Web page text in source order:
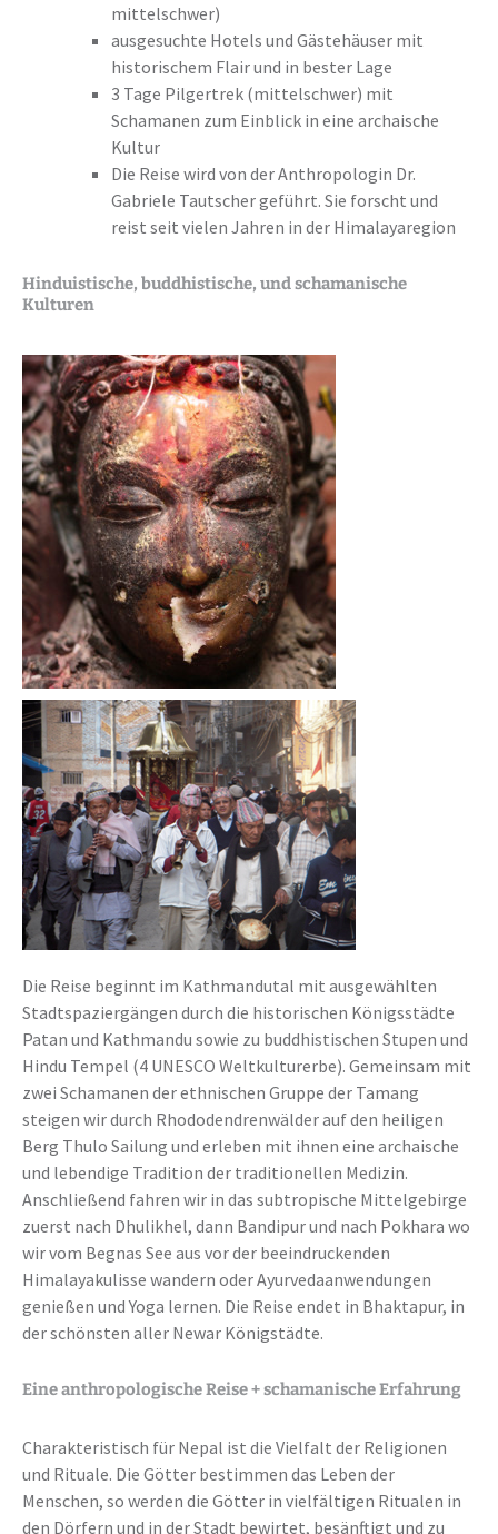
mittelschwer)
ausgesuchte Hotels und Gästehäuser mit
historischem Flair und in bester Lage
3 Tage Pilgertrek (mittelschwer) mit
Schamanen zum Einblick in eine archaische
Kultur
Die Reise wird von der Anthropologin Dr.
Gabriele Tautscher geführt. Sie forscht und
reist seit vielen Jahren in der Himalayaregion
Hinduistische, buddhistische, und schamanische
Kulturen
Die Reise beginnt im Kathmandutal mit ausgewählten
Stadtspaziergängen durch die historischen Königsstädte
Patan und Kathmandu sowie zu buddhistischen Stupen und
Hindu Tempel (4 UNESCO Weltkulturerbe). Gemeinsam mit
zwei Schamanen der ethnischen Gruppe der Tamang
steigen wir durch Rhododendrenwälder auf den heiligen
Berg Thulo Sailung und erleben mit ihnen eine archaische
und lebendige Tradition der traditionellen Medizin.
Anschließend fahren wir in das subtropische Mittelgebirge
zuerst nach Dhulikhel, dann Bandipur und nach Pokhara wo
wir vom Begnas See aus vor der beeindruckenden
Himalayakulisse wandern oder Ayurvedaanwendungen
genießen und Yoga lernen. Die Reise endet in Bhaktapur, in
der schönsten aller Newar Königstädte.
Eine anthropologische Reise + schamanische Erfahrung
Charakteristisch für Nepal ist die Vielfalt der Religionen
und Rituale. Die Götter bestimmen das Leben der
Menschen, so werden die Götter in vielfältigen Ritualen in
den Dörfern und in der Stadt bewirtet, besänftigt und zu